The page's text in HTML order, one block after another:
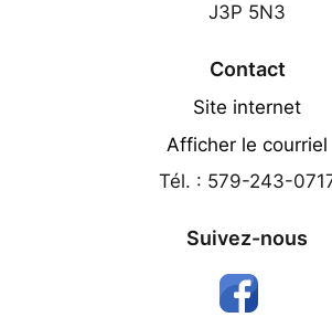
J3P 5N3
Contact
Site internet
Afficher le courriel
Tél. : 579-243-
Suivez-nous